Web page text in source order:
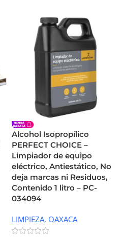
Alcohol Isopropílico
PERFECT CHOICE –
Limpiador de equipo
eléctrico, Antiestático, No
deja marcas ni Residuos,
Contenido 1 litro – PC-
034094
LIMPIEZA, OAXACA